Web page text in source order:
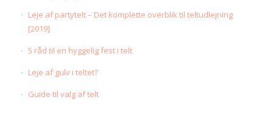
Leje af partytelt – Det komplette overblik til teltudlejning
[2019]
5 råd til en hyggelig fest i telt
Leje af gulv i teltet?
Guide til valg af telt